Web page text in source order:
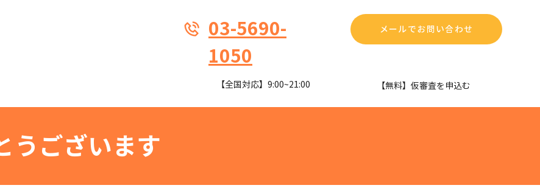
03-5690-
1050
【全国対応】9:00~21:00
メールでお問い合わせ
​【無料】仮審査を申込む
うございます